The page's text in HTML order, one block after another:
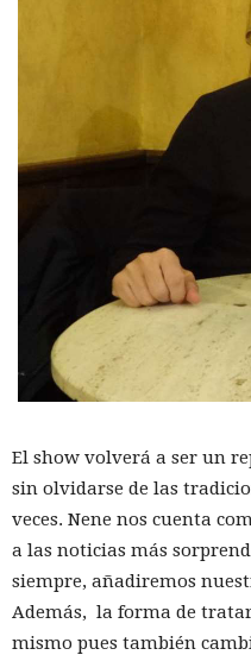
El show volverá a ser un
sin olvidarse de las
veces. Nene nos cuenta
a las noticias más
siempre, añadiremos
Además, la forma de
mismo pues también